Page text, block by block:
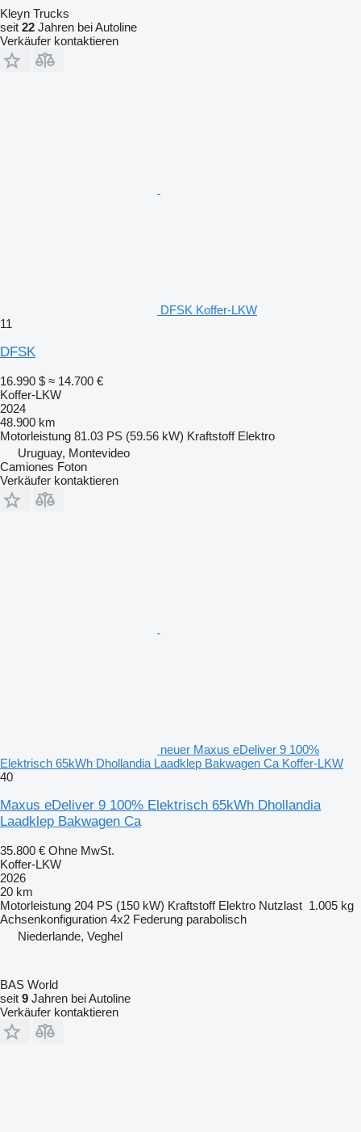
Kleyn Trucks
seit 22 Jahren bei Autoline
Verkäufer kontaktieren
DFSK Koffer-LKW
11
DFSK
16.990 $ ≈ 14.700 €
Koffer-LKW
2024
48.900 km
Motorleistung 81.03 PS (59.56 kW) Kraftstoff Elektro
Uruguay, Montevideo
Camiones Foton
Verkäufer kontaktieren
neuer Maxus eDeliver 9 100%
Elektrisch 65kWh Dhollandia Laadklep Bakwagen Ca Koffer-LKW
40
Maxus eDeliver 9 100% Elektrisch 65kWh Dhollandia
Laadklep Bakwagen Ca
35.800 € Ohne MwSt.
Koffer-LKW
2026
20 km
Motorleistung 204 PS (150 kW) Kraftstoff Elektro Nutzlast 1.005 kg
Achsenkonfiguration 4x2 Federung parabolisch
Niederlande, Veghel
BAS World
seit 9 Jahren bei Autoline
Verkäufer kontaktieren